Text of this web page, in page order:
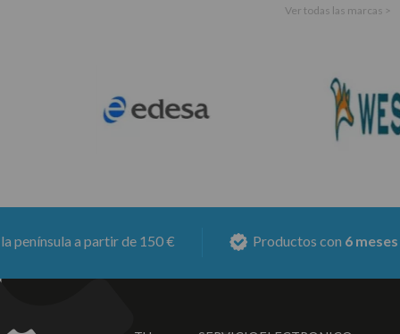
Ver todas las marcas >
a partir de 150 € Productos con6 meses de